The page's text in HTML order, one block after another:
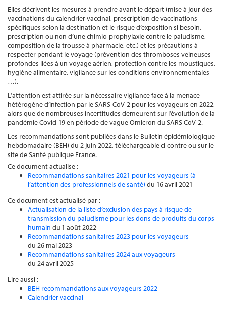
Elles décrivent les mesures à prendre avant le départ (mise à jour des
vaccinations du calendrier vaccinal, prescription de vaccinations
spécifiques selon la destination et le risque d’exposition si besoin,
prescription ou non d’une chimio-prophylaxie contre le paludisme,
composition de la trousse à pharmacie, etc.) et les précautions à
respecter pendant le voyage (prévention des thromboses veineuses
profondes liées à un voyage aérien, protection contre les moustiques,
hygiène alimentaire, vigilance sur les conditions environnementales
…).
L’attention est attirée sur la nécessaire vigilance face à la menace
hétérogène d’infection par le SARS-CoV-2 pour les voyageurs en 2022,
alors que de nombreuses incertitudes demeurent sur l’évolution de la
pandémie Covid-19 en période de vague Omicron du SARS CoV-2.
Les recommandations sont publiées dans le Bulletin épidémiologique
hebdomadaire (BEH) du 2 juin 2022, téléchargeable ci-contre ou sur le
site de Santé publique France.
Ce document actualise :
Recommandations sanitaires 2021 pour les voyageurs (à
l’attention des professionnels de santé) du 16 avril 2021
Ce document est actualisé par :
Actualisation de la liste d’exclusion des pays à risque de
transmission du paludisme pour les dons de produits du corps
humain du 1 août 2022
Recommandations sanitaires 2023 pour les voyageurs
du 26 mai 2023
Recommandations sanitaires 2024 aux voyageurs
du 24 avril 2025
Lire aussi :
BEH recommandations aux voyageurs 2022
Calendrier vaccinal